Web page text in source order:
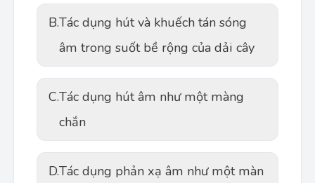
B.Tác dụng hút và khuếch tán sóng
âm trong suốt bề rộng của dải cây
C.Tác dụng hút âm như một màng
chắn
D.Tác dụng phản xạ âm như một màn